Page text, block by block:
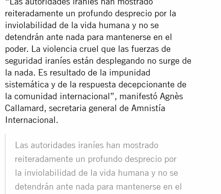
reiteradamente un profundo desprecio por la
inviolabilidad de la vida humana y no se
detendrán ante nada para mantenerse en el
poder. La violencia cruel que las fuerzas de
seguridad iraníes están desplegando no surge de
la nada. Es resultado de la impunidad
sistemática y de la respuesta decepcionante de
la comunidad internacional”, manifestó Agnès
Callamard, secretaria general de Amnistía
Internacional.
Las autoridades iraníes han mostrado
reiteradamente un profundo desprecio por
la inviolabilidad de la vida humana y no se
detendrán ante nada para mantenerse en el